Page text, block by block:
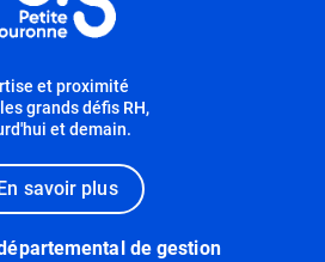
et proximité
grands défis RH,
et demain.
En savoir plus
de gestion